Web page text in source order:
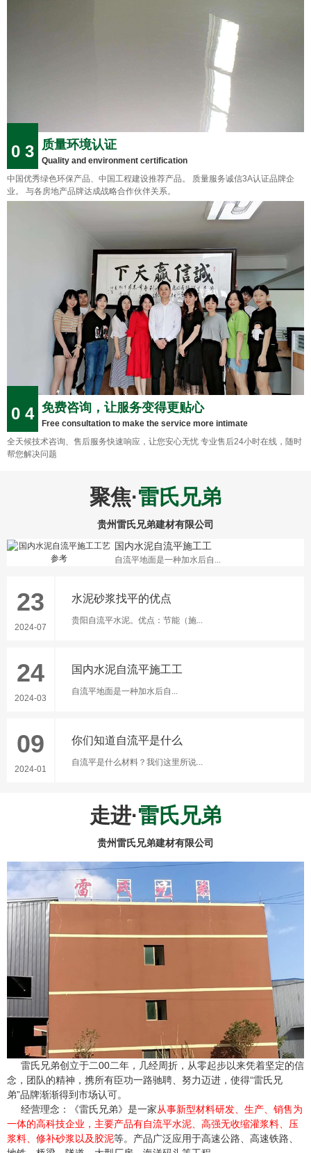
0 3 质量环境认证
Quality and environment certification
中国优秀绿色环保产品、中国工程建设推荐产品。 质量服务诚信3A认证品牌企
业。 与各房地产品牌达成战略合作伙伴关系。
0 4 免费咨询，让服务变得更贴心
Free consultation to make the service more intimate
全天候技术咨询、售后服务快速响应，让您安心无忧 专业售后24小时在线，随时
帮您解决问题
聚焦·雷氏兄弟
贵州雷氏兄弟建材有限公司
国内水泥自流平施工工
自流平地面是一种加水后自...
23
2024-07
水泥砂浆找平的优点
贵阳自流平水泥。优点：节能（施...
24
2024-03
国内水泥自流平施工工
自流平地面是一种加水后自...
09
2024-01
你们知道自流平是什么
自流平是什么材料？我们这里所说...
走进·雷氏兄弟
贵州雷氏兄弟建材有限公司
雷氏兄弟创立于二00二年，几经周折，从零起步以来凭着坚定的信
念，团队的精神，携所有臣功一路驰聘、努力迈进，使得“雷氏兄
弟”品牌渐渐得到市场认可。
经营理念：《雷氏兄弟》是一家从事新型材料研发、生产、销售为
一体的高科技企业，主要产品有自流平水泥、高强无收缩灌浆料、压
浆料、修补砂浆以及胶泥等。产品广泛应用于高速公路、高速铁路、